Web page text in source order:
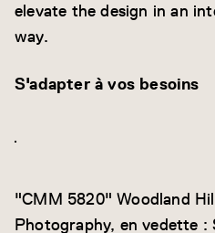
elevate the design in an
way.
S'adapter à vos besoins
"CMM 5820" Woodland
Photography, en vedette